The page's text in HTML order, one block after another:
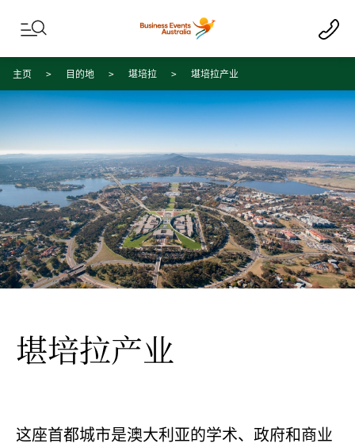
Skip to content
Skip to footer navigation
主页 目的地 堪培拉 堪培拉产业
堪培拉产业
这座首都城市是澳大利亚的学术、政府和商业